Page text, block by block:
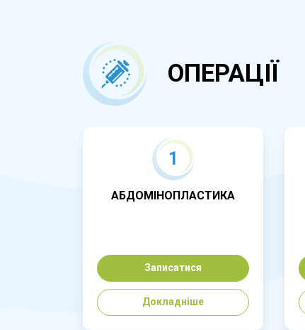
ОПЕРАЦІЇ
1
АБДОМІНОПЛАСТИКА
Записатися
Докладніше